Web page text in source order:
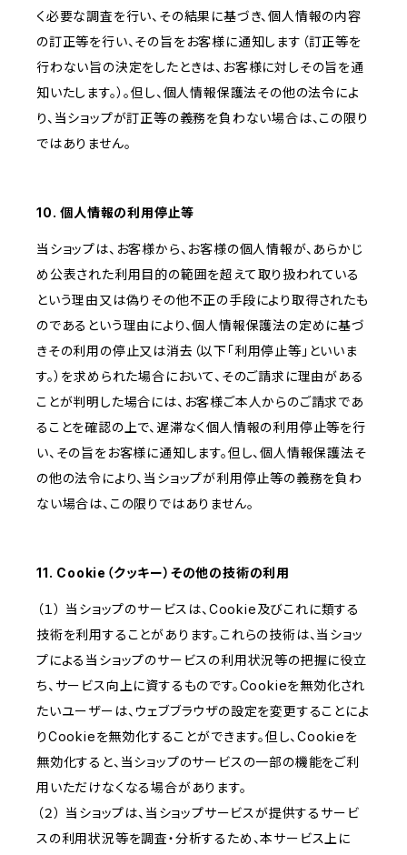
く必要な調査を行い、その結果に基づき、個人情報の内容
の訂正等を行い、その旨をお客様に通知します（訂正等を
行わない旨の決定をしたときは、お客様に対しその旨を通
知いたします。）。但し、個人情報保護法その他の法令によ
り、当ショップが訂正等の義務を負わない場合は、この限り
ではありません。
10. 個人情報の利用停止等
当ショップは、お客様から、お客様の個人情報が、あらかじ
め公表された利用目的の範囲を超えて取り扱われている
という理由又は偽りその他不正の手段により取得されたも
のであるという理由により、個人情報保護法の定めに基づ
きその利用の停止又は消去（以下「利用停止等」といいま
す。）を求められた場合において、そのご請求に理由がある
ことが判明した場合には、お客様ご本人からのご請求であ
ることを確認の上で、遅滞なく個人情報の利用停止等を行
い、その旨をお客様に通知します。但し、個人情報保護法そ
の他の法令により、当ショップが利用停止等の義務を負わ
ない場合は、この限りではありません。
11. Cookie（クッキー）その他の技術の利用
（１） 当ショップのサービスは、Cookie及びこれに類する
技術を利用することがあります。これらの技術は、当ショッ
プによる当ショップのサービスの利用状況等の把握に役立
ち、サービス向上に資するものです。Cookieを無効化され
たいユーザーは、ウェブブラウザの設定を変更することによ
りCookieを無効化することができます。但し、Cookieを
無効化すると、当ショップのサービスの一部の機能をご利
用いただけなくなる場合があります。
（２） 当ショップは、当ショップサービスが提供するサービ
スの利用状況等を調査・分析するため、本サービス上に